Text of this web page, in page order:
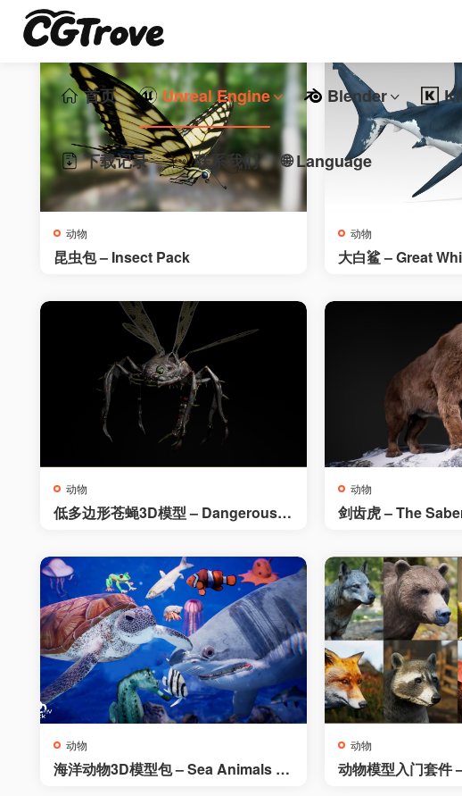
首页 Unreal Engine Blender
下载记录 联系我们 🌐 Language
动物
昆虫包 – Insect Pack
动物
大白鲨 – Great
动物
低多边形苍蝇3D模型 – Dangerous F
动物
剑齿虎 – The
动物
海洋动物3D模型包 – Sea Animals / 1
动物
动物模型入门套件